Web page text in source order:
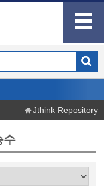
Jthink Repository
수